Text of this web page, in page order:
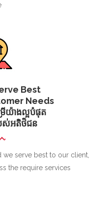
Best
Needs
យ៉ាងល្អបំផុត
បស់អតិថិជន
serve best to our client,
the require services